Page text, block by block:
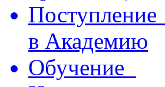
Поступление
в Академию
Обучение